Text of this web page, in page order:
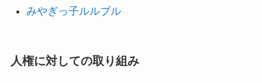
みやぎっ子ルルブル
人権に対しての取り組み